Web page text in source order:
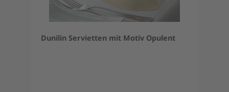
Dunilin Servietten mit Motiv Opulent